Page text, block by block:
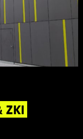
ZKI